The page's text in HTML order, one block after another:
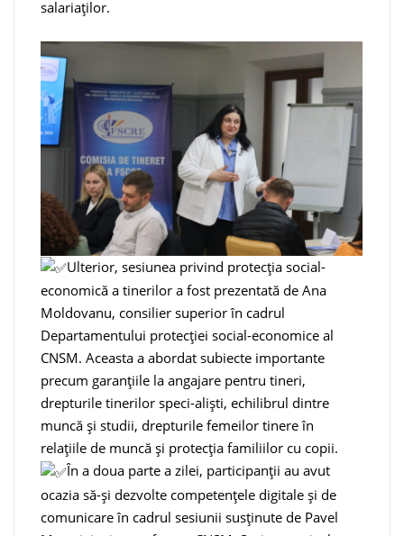
salariaților.
Ulterior, sesiunea privind protecția social-
economică a tinerilor a fost prezentată de Ana
Moldovanu, consilier superior în cadrul
Departamentului protecției social-economice al
CNSM. Aceasta a abordat subiecte importante
precum garanțiile la angajare pentru tineri,
drepturile tinerilor speci-aliști, echilibrul dintre
muncă și studii, drepturile femeilor tinere în
relațiile de muncă și protecția familiilor cu copii.
În a doua parte a zilei, participanții au avut
ocazia să-și dezvolte competențele digitale și de
comunicare în cadrul sesiunii susținute de Pavel